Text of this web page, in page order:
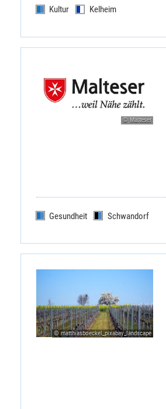
Kultur Kelheim
© Malteser
Gesundheit Schwandorf
© matthiasboeckel_pixabay_landscape